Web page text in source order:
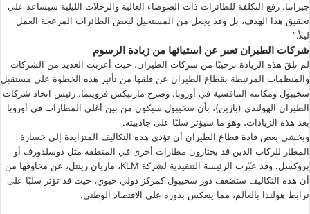
جيراننا. رفع التكلفة للطائرات ذات الضوضاء العالية والرحلات الليلية سيساعد على
تحقيق هذا الهدف، بل وقد يجعل من المستحيل لبعض الطائرات المزعجة العمل
ليلاً.”
شركات الطيران تعبر عن استيائها من زيادة الرسوم
لم تلقَ هذه الزيادة ترحيبًا من شركات الطيران، حيث أعربت العديد من الشركات
والمنظمات المرتبطة بقطاع الطيران عن قلقها من تأثير هذه الخطوة على مستقبل
سخيبول ومكانته التنافسية في أوروبا. وصرح مارنيكس فرويتما، رئيس اتحاد شركات
الطيران الهولندي (بارين)، بأن سخيبول سيكون من بين أغلى المطارات في أوروبا
بعد هذه الزيادات، وهو ما سيؤثر سلبًا على جاذبيته.
ويخشى بعض قادة قطاع الطيران أن تؤدي هذه التكاليف المتزايدة إلى خسارة
المطار للركاب الذين قد يختارون مطارات أخرى في المنطقة مثل دوسلدورف أو
بروكسل. وقد عبّرت الرئيسة التنفيذية لشركة KLM، ماريان رينتل، عن مخاوفها من
أن هذه التكاليف ستضعف دور سخيبول كمركز دولي حيوي، حيث قد تؤثر سلبًا على
ترابط هولندا بالعالم، مما ينعكس بدوره على الاقتصاد الوطني.